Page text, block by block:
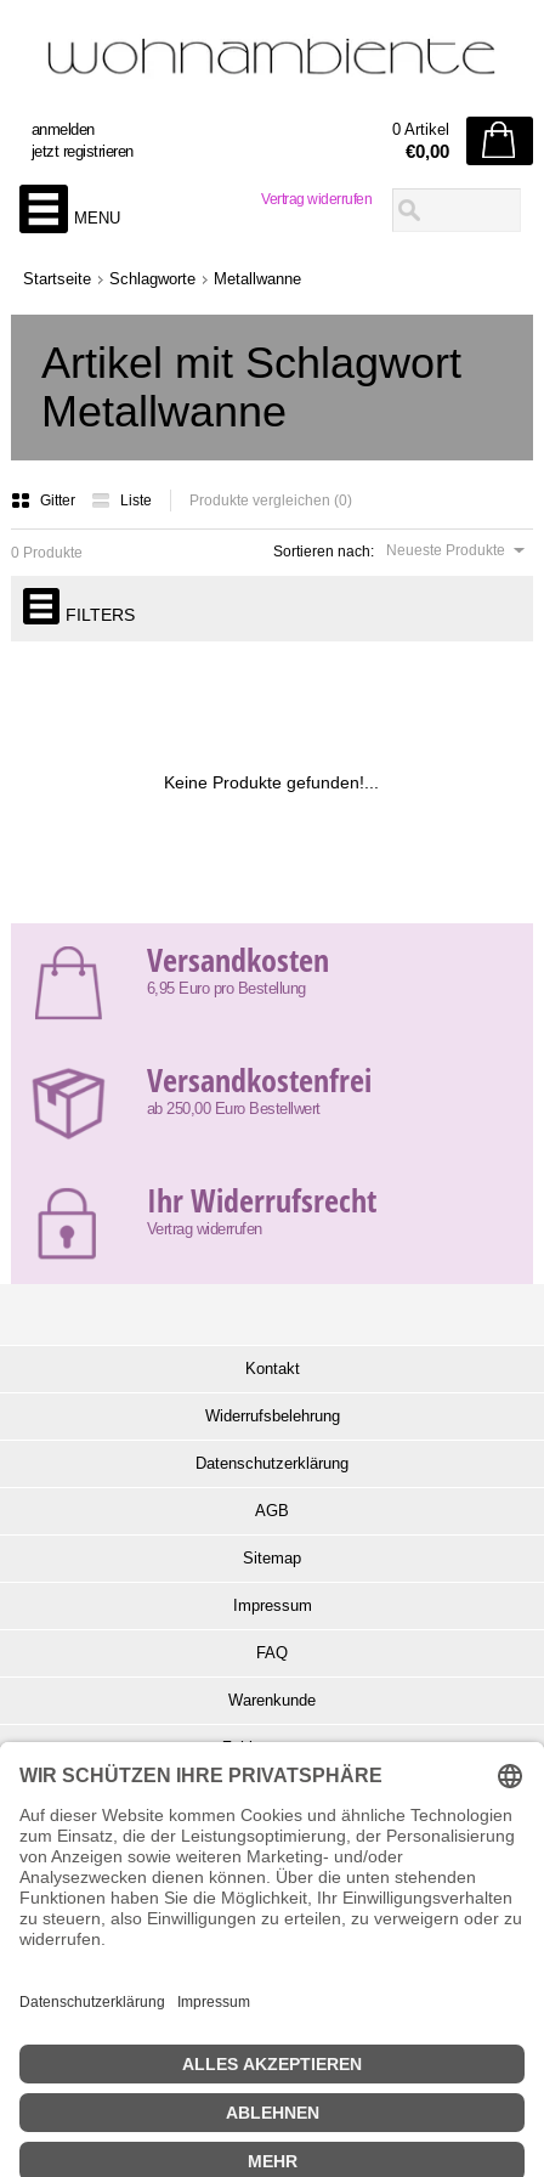
Vertrag widerrufen
anmelden
jetzt registrieren
0 Artikel
€0,00
MENU
Startseite Schlagworte Metallwanne
Artikel mit Schlagwort
Metallwanne
Gitter Liste Produkte vergleichen (0)
Sortieren nach: Neueste Produkte
0 Produkte
FILTERS
Keine Produkte gefunden!...
Versandkosten
6,95 Euro pro Bestellung
Versandkostenfrei
ab 250,00 Euro Bestellwert
Ihr Widerrufsrecht
Vertrag widerrufen
Kontakt
Widerrufsbelehrung
Datenschutzerklärung
AGB
Sitemap
Impressum
FAQ
Warenkunde
Zahlungsarten
Info zu Elektro- u. Elektronikgeräten
Batterieentsorgung
Informationen zur Echtheit von Kundenbewertungen
© Copyright 2026 Wohnambiente-Shop